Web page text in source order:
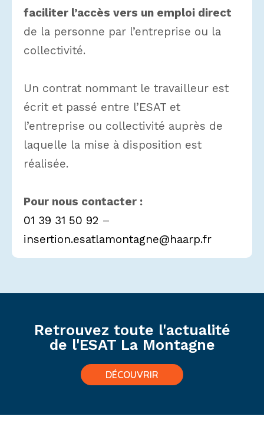
faciliter l’accès vers un emploi direct
de la personne par l’entreprise ou la
collectivité.
Un contrat nommant le travailleur est
écrit et passé entre l’ESAT et
l’entreprise ou collectivité auprès de
laquelle la mise à disposition est
réalisée.
Pour nous contacter :
01 39 31 50 92 –
insertion.esatlamontagne@haarp.fr
Retrouvez toute l'actualité
de l'ESAT La Montagne
DÉCOUVRIR